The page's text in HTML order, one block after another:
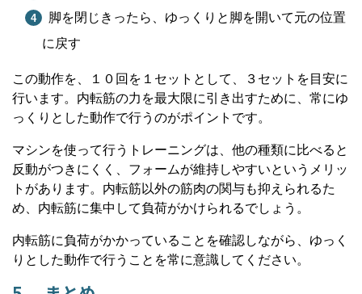
脚を閉じきったら、ゆっくりと脚を開いて元の位置
に戻す
この動作を、１０回を１セットとして、３セットを目安に
行います。内転筋の力を最大限に引き出すために、常にゆ
っくりとした動作で行うのがポイントです。
マシンを使って行うトレーニングは、他の種類に比べると
反動がつきにくく、フォームが維持しやすいというメリッ
トがあります。内転筋以外の筋肉の関与も抑えられるた
め、内転筋に集中して負荷がかけられるでしょう。
内転筋に負荷がかかっていることを確認しながら、ゆっく
りとした動作で行うことを常に意識してください。